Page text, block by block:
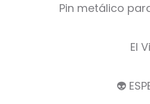
Pin metálico
El
👽